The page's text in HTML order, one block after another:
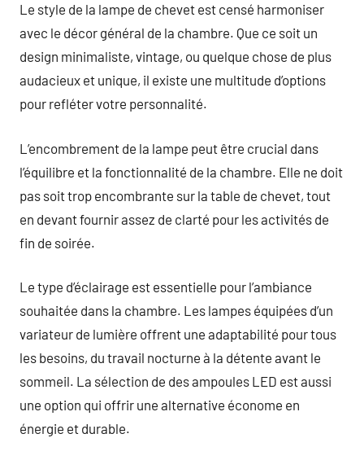
Le style de la lampe de chevet est censé harmoniser
avec le décor général de la chambre. Que ce soit un
design minimaliste, vintage, ou quelque chose de plus
audacieux et unique, il existe une multitude d’options
pour refléter votre personnalité.
L’encombrement de la lampe peut être crucial dans
l’équilibre et la fonctionnalité de la chambre. Elle ne doit
pas soit trop encombrante sur la table de chevet, tout
en devant fournir assez de clarté pour les activités de
fin de soirée.
Le type d’éclairage est essentielle pour l’ambiance
souhaitée dans la chambre. Les lampes équipées d’un
variateur de lumière offrent une adaptabilité pour tous
les besoins, du travail nocturne à la détente avant le
sommeil. La sélection de des ampoules LED est aussi
une option qui offrir une alternative économe en
énergie et durable.